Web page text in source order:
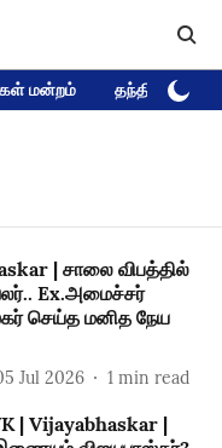
மன்றம் தந்தி டிவி
| சாலை விபத்தில்
Ex.அமைச்சர்
செய்த மனித நேய
Jul 2026 1 min read
| Vijayabhaskar |